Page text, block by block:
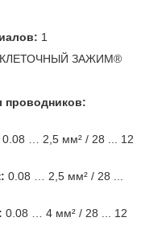
1
КЛЕТОЧНЫЙ ЗАЖИМ®
0.08 … 2,5 мм² / 28 ... 12
0.08 … 2,5 мм² / 28 ...
0.08 … 4 мм² / 28 ... 12